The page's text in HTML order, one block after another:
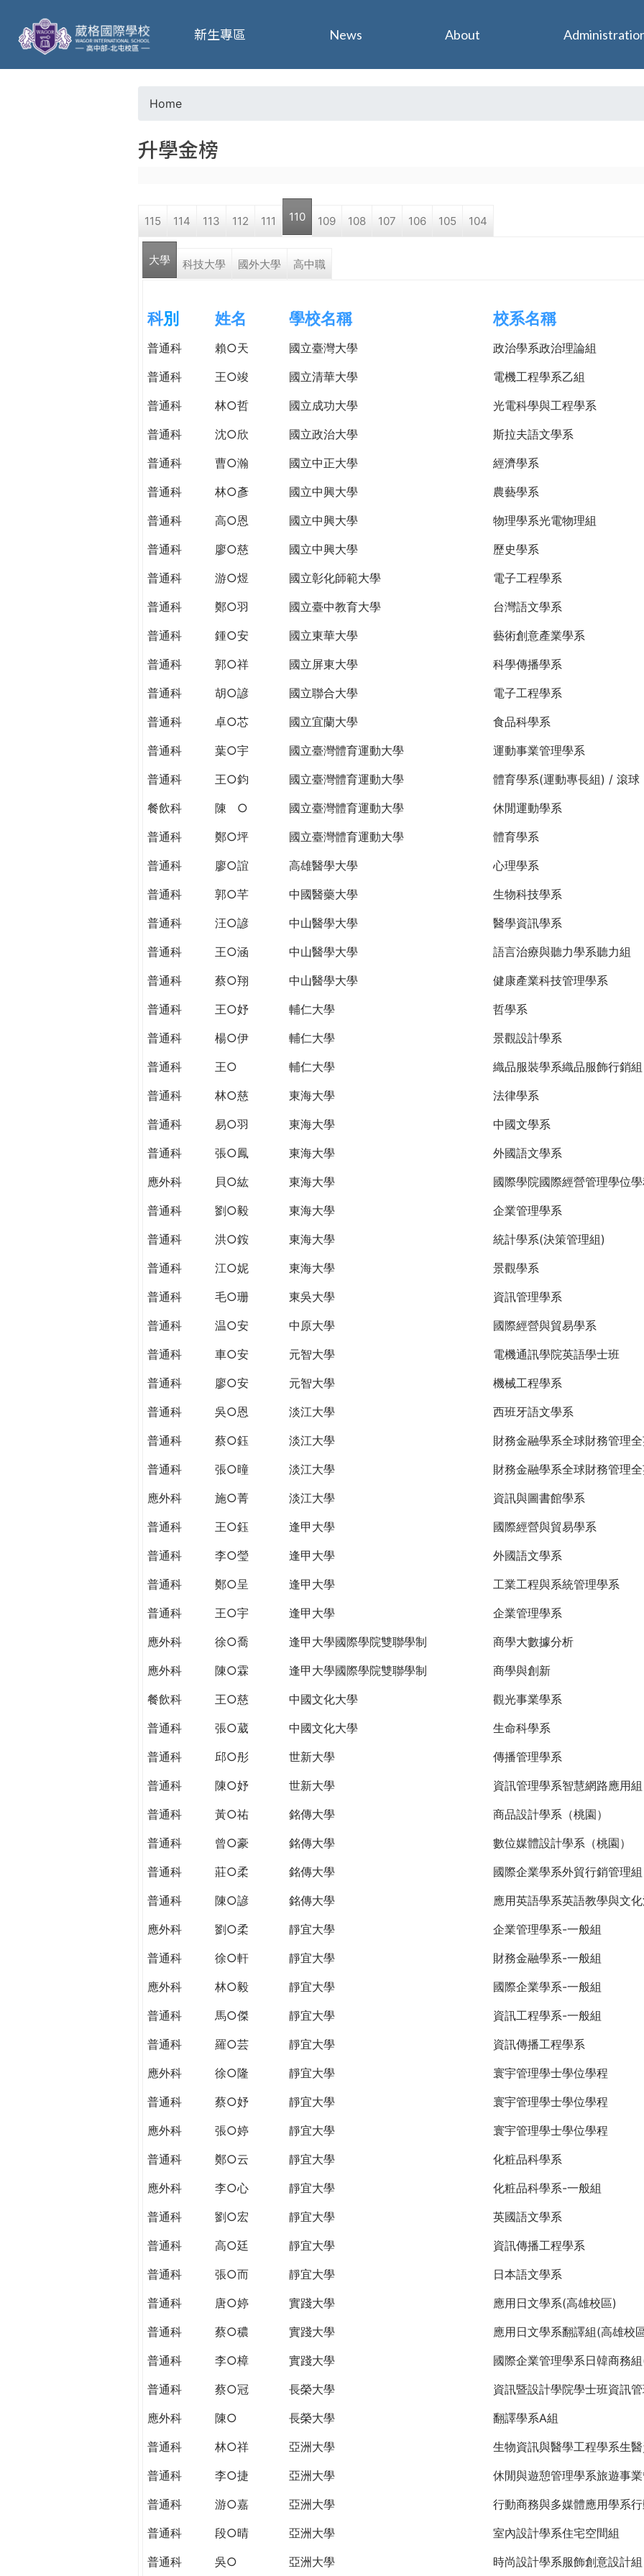
葳
格
o
a
r
e
r
e
Home
升學金榜
115 114 113 112 111 110 109 108 107 106 105 104
大學 科技大學 國外大學 高中職
科別 姓名 學校名稱 校系名稱
普通科 賴○天 國立臺灣大學
政治學系政治理論組
普通科
王○竣 國立清華大學
電機工程學系乙組
普通科
林○哲 國立成功大學
光電科學與工程學系
普通科
沈○欣 國立政治大學
斯拉夫語文學系
普通科
曹○瀚 國立中正大學
經濟學系
普通科
林○彥 國立中興大學
農藝學系
普通科
高○恩 國立中興大學
物理學系光電物理組
普通科
廖○慈 國立中興大學
歷史學系
普通科
游○煜 國立彰化師範大學
電子工程學系
普通科
鄭○羽 國立臺中教育大學
台灣語文學系
普通科
鍾○安 國立東華大學
藝術創意產業學系
普通科
郭○祥 國立屏東大學
科學傳播學系
普通科
胡○諺 國立聯合大學
電子工程學系
普通科
卓○芯 國立宜蘭大學
食品科學系
普通科
葉○宇 國立臺灣體育運動大學
運動事業管理學系
普通科
王○鈞 國立臺灣體育運動大學
體育學系(運動專長組) / 滾球
餐飲科
陳 ○ 國立臺灣體育運動大學
休閒運動學系
普通科
鄭○坪 國立臺灣體育運動大學
體育學系
普通科
廖○誼 高雄醫學大學
心理學系
普通科
郭○芊 中國醫藥大學
生物科技學系
普通科
汪○諺 中山醫學大學
醫學資訊學系
普通科
王○涵 中山醫學大學
語言治療與聽力學系聽力組
普通科
蔡○翔 中山醫學大學
健康產業科技管理學系
普通科
王○妤 輔仁大學
哲學系
普通科
楊○伊 輔仁大學
景觀設計學系
普通科
王○ 輔仁大學
織品服裝學系織品服飾行銷
普通科
林○慈 東海大學
法律學系
普通科
易○羽 東海大學
中國文學系
普通科
張○鳳 東海大學
外國語文學系
應外科
貝○紘 東海大學
國際學院國際經營管理學位
普通科
劉○毅 東海大學
企業管理學系
普通科
洪○銨 東海大學
統計學系(決策管理組)
普通科
江○妮 東海大學
景觀學系
普通科
毛○珊 東吳大學
資訊管理學系
普通科
温○安 中原大學
國際經營與貿易學系
普通科
車○安 元智大學
電機通訊學院英語學士班
普通科
廖○安 元智大學
機械工程學系
普通科
吳○恩 淡江大學
西班牙語文學系
普通科
蔡○鈺 淡江大學
財務金融學系全球財務管理
普通科
張○曈 淡江大學
財務金融學系全球財務管理
應外科
施○菁 淡江大學
資訊與圖書館學系
普通科
王○鈺 逢甲大學
國際經營與貿易學系
普通科
李○瑩 逢甲大學
外國語文學系
普通科
鄭○呈 逢甲大學
工業工程與系統管理學系
普通科
王○宇 逢甲大學
企業管理學系
應外科
徐○喬 逢甲大學國際學院雙聯學制
商學大數據分析
應外科
陳○霖 逢甲大學國際學院雙聯學制
商學與創新
餐飲科
王○慈 中國文化大學
觀光事業學系
普通科
張○葳 中國文化大學
生命科學系
普通科
邱○彤 世新大學
傳播管理學系
普通科
陳○妤 世新大學
資訊管理學系智慧網路應用組
普通科
黃○祐 銘傳大學
商品設計學系（桃園）
普通科
曾○豪 銘傳大學
數位媒體設計學系（桃園）
普通科
莊○柔 銘傳大學
國際企業學系外貿行銷管理
普通科
陳○諺 銘傳大學
應用英語學系英語教學與文
應外科
劉○柔 靜宜大學
企業管理學系-一般組
普通科
徐○軒 靜宜大學
財務金融學系-一般組
應外科
林○毅 靜宜大學
國際企業學系-一般組
普通科
馬○傑 靜宜大學
資訊工程學系-一般組
普通科
羅○芸 靜宜大學
資訊傳播工程學系
應外科
徐○隆 靜宜大學
寰宇管理學士學位學程
普通科
蔡○妤 靜宜大學
寰宇管理學士學位學程
應外科
張○婷 靜宜大學
寰宇管理學士學位學程
普通科
鄭○云 靜宜大學
化粧品科學系
應外科
李○心 靜宜大學
化粧品科學系-一般組
普通科
劉○宏 靜宜大學
英國語文學系
普通科
高○廷 靜宜大學
資訊傳播工程學系
普通科
張○而 靜宜大學
日本語文學系
普通科
唐○婷 實踐大學
應用日文學系(高雄校區)
普通科
蔡○穠 實踐大學
應用日文學系翻譯組(高雄校
普通科
李○樟 實踐大學
國際企業管理學系日韓商務
普通科
蔡○冠 長榮大學
資訊暨設計學院學士班資訊
應外科
陳○ 長榮大學
翻譯學系A組
普通科
林○祥 亞洲大學
生物資訊與醫學工程學系生
普通科
李○捷 亞洲大學
休閒與遊憩管理學系旅遊事
普通科
游○嘉 亞洲大學
行動商務與多媒體應用學系
普通科
段○晴 亞洲大學
室內設計學系住宅空間組
普通科
吳○ 亞洲大學 時尚設計學系服飾創意設計組
新生專區 News About